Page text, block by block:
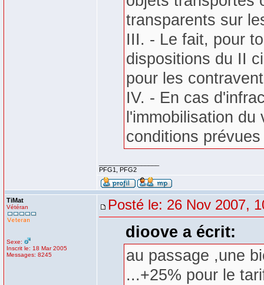
transparents sur
III. - Le fait, pour
dispositions du II
pour les
IV. - En cas
l'immobilisation
conditions
PFG1, PFG2
TiMat
Vétéran
Sexe:
Inscrit le: 18 Mar 2005
Messages: 8245
Posté le: 26 Nov 2007,
dioove a écrit:
au passage ,une
...+25% pour le